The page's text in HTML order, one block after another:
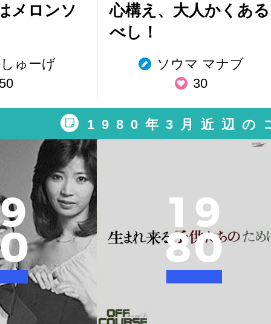
メロンソ
ゅーげ
心構え、大人かくある
べし！
ソウマ マナブ
30
1980年3月近辺の
9
1 9
80